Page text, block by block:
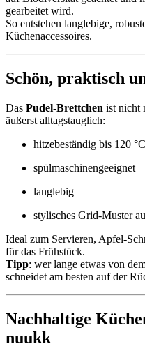
gearbeitet wird.
So entstehen langlebige,
Küchenaccessoires.
Schön, praktisch
Das Pudel-Brettchen ist nicht
äußerst alltagstauglich:
hitzebeständig bis 120 °C
spülmaschinengeeignet
langlebig
stylisches Grid-Muster
Ideal zum Servieren, Apfel-
für das Frühstück.
Tipp: wer lange etwas von
schneidet am besten auf der
Nachhaltige
nuukk